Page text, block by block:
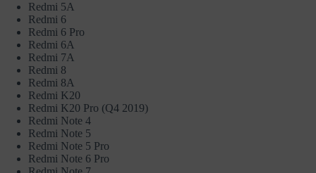
Redmi 5A
Redmi 6
Redmi 6 Pro
Redmi 6A
Redmi 7A
Redmi 8
Redmi 8A
Redmi K20
Redmi K20 Pro (Q4 2019)
Redmi Note 4
Redmi Note 5
Redmi Note 5 Pro
Redmi Note 6 Pro